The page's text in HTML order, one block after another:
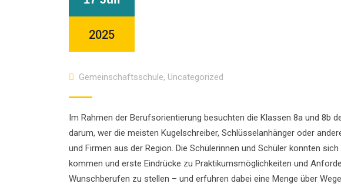
2025
Gemeinschaftsschule, Uncategorized
Im Rahmen der Berufsorientierung besuchten die Klassen 8a und 8b
darum, wer die meisten Kugelschreiber, Schlüsselanhänger oder
und Firmen aus der Region. Die Schülerinnen und Schüler konnten
kommen und erste Eindrücke zu Praktikumsmöglichkeiten und
Wunschberufen zu stellen – und erfuhren dabei eine Menge über